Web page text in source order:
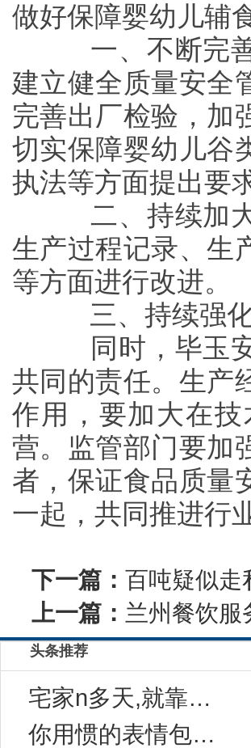
做好保障婴幼儿辅
一、不断完善
建立健全质量安全
完善出厂检验，加
切实保障婴幼儿谷
执法等方面提出要
二、持续加大
生产过程记录、生
等方面进行改进。
三、持续强化
同时，毕玉安
共同的责任。生产
作用，要加大在
营。监管部门要加
者，保证食品质量
一起，共同推进行
下一篇： 百吨疑似走
上一篇： 兰州餐饮服
头条推荐
宅家n多天,就靠这一碗“感冒灵味“的拉面说
你用惯的表情包，成了品牌年轻化法宝